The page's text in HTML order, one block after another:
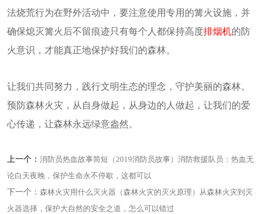
法烧荒行为在野外活动中，要注意使用专用的篝火设施，并
确保熄灭篝火后不留痕迹只有每个人都保持高度排烟机的防
火意识，才能真正地保护好我们的森林。
让我们共同努力，践行文明生态的理念，守护美丽的森林。
预防森林火灾，从自身做起，从身边的人做起，让我们的爱
心传递，让森林永远绿意盎然。
上一个： 消防员热血故事简短（2019消防员故事）消防救援队员：热血无
论白天夜晚，保护生命永不停歇，这都可以
下一个： 森林火灾用什么灭火器（森林火灾的灭火原理）从森林火灾到灭
火器选择，保护大自然的安全之道，怎么可以错过